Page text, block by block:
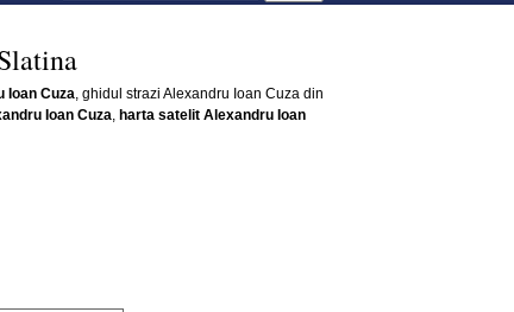
Ioan Cuza, ghidul strazi Alexandru Ioan Cuza din
Ioan Cuza, harta satelit Alexandru Ioan